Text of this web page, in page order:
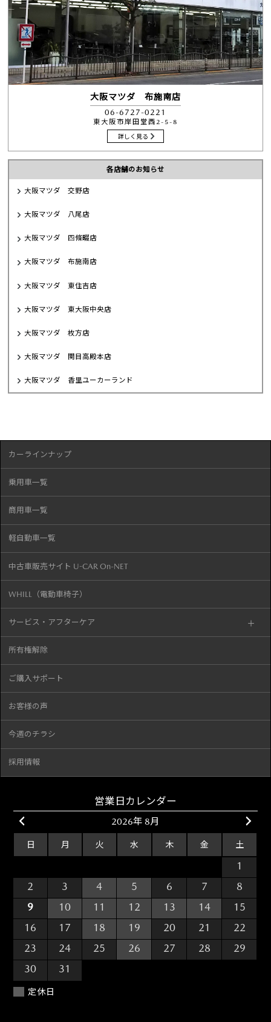
大阪マツダ 布施南店
06-6727-0221
東大阪市岸田堂西2-5-8
詳しく見る
各店舗のお知らせ
大阪マツダ 交野店
大阪マツダ 八尾店
大阪マツダ 四條畷店
大阪マツダ 布施南店
大阪マツダ 東住吉店
大阪マツダ 東大阪中央店
大阪マツダ 枚方店
大阪マツダ 関目高殿本店
大阪マツダ 香里ユーカーランド
カーラインナップ
乗用車一覧
商用車一覧
軽自動車一覧
中古車販売サイト U-CAR On-NET
WHILL（電動車椅子）
サービス・アフターケア
所有権解除
ご購入サポート
お客様の声
今週のチラシ
採用情報
営業日カレンダー
2026年 8月
日 月 火 水 木 金 土
1
2
3 4 5 6 7
8
9
10 11 12 13 14
15
16
17 18 19 20 21
22
23
24 25 26 27 28
29
30
31
定休日